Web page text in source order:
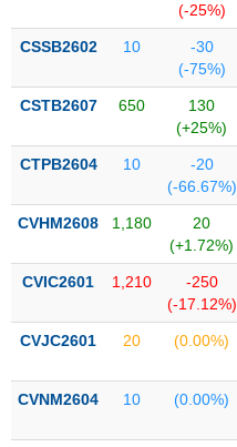
sơ
doanh
Tin
Tâm
thị
trường
(-25%)
CSSB2602 10
-30
(-75%)
CSTB2607 650
130
(+25%)
CTPB2604 10
-20
(-66.67%)
CVHM2608 1,180
20
(+1.72%)
CVIC2601 1,210
-250
(-17.12%)
CVJC2601 20 (0.00%)
CVNM2604 10 (0.00%)
VẬT
CÔNG
DÙNG
THIẾT
YẾU